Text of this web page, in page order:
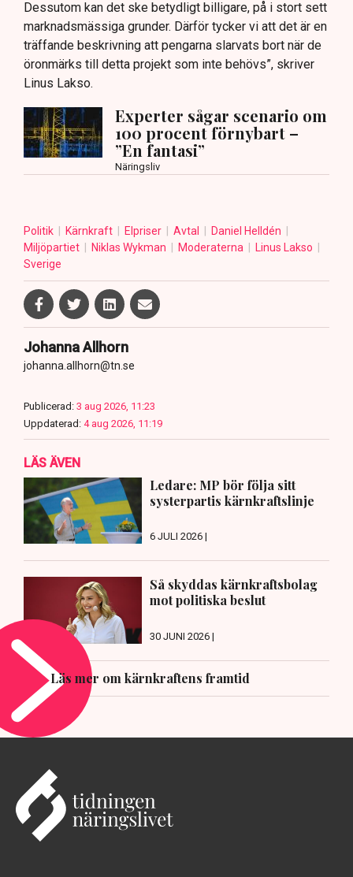
Dessutom kan det ske betydligt billigare, på i stort sett
marknadsmässiga grunder. Därför tycker vi att det är en
träffande beskrivning att pengarna slarvats bort när de
öronmärks till detta projekt som inte behövs”, skriver
Linus Lakso.
Experter sågar scenario om
100 procent förnybart –
”En fantasi”
Näringsliv
Politik Kärnkraft Elpriser Avtal
Daniel Helldén
Miljöpartiet
Niklas Wykman Moderaterna
Linus Lakso
Sverige
Johanna Allhorn
johanna.allhorn@tn.se
Publicerad: 3 aug 2026, 11:23
Uppdaterad: 4 aug 2026, 11:19
LÄS ÄVEN
Ledare: MP bör följa sitt
systerpartis kärnkraftslinje
6 JULI 2026 |
Så skyddas kärnkraftsbolag
mot politiska beslut
30 JUNI 2026 |
Läs mer om kärnkraftens framtid